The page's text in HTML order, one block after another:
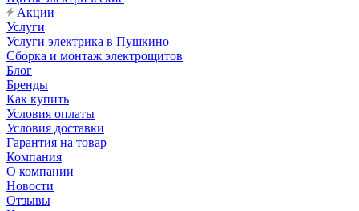
Акции
Услуги
Услуги электрика в Пушкино
Сборка и монтаж электрощитов
Блог
Бренды
Как купить
Условия оплаты
Условия доставки
Гарантия на товар
Компания
О компании
Новости
Отзывы